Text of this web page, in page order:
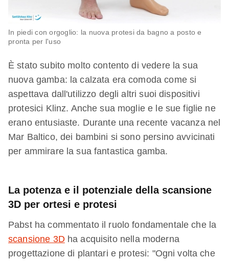
In piedi con orgoglio: la nuova protesi da bagno a posto e
pronta per l'uso
È stato subito molto contento di vedere la sua
nuova gamba: la calzata era comoda come si
aspettava dall'utilizzo degli altri suoi dispositivi
protesici Klinz. Anche sua moglie e le sue figlie ne
erano entusiaste. Durante una recente vacanza nel
Mar Baltico, dei bambini si sono persino avvicinati
per ammirare la sua fantastica gamba.
La potenza e il potenziale della scansione
3D per ortesi e protesi
Pabst ha commentato il ruolo fondamentale che la
scansione 3Dha acquisito nella moderna
progettazione di plantari e protesi: "Ogni volta che